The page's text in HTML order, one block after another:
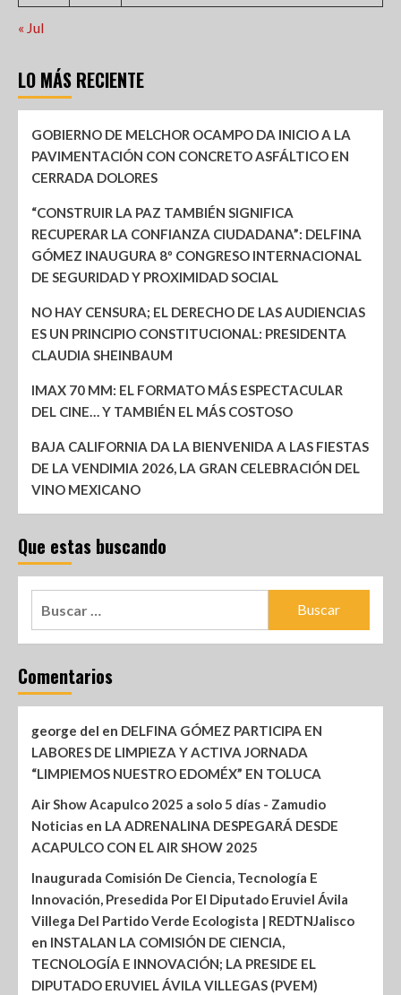
« Jul
LO MÁS RECIENTE
GOBIERNO DE MELCHOR OCAMPO DA INICIO A LA
PAVIMENTACIÓN CON CONCRETO ASFÁLTICO EN
CERRADA DOLORES
“CONSTRUIR LA PAZ TAMBIÉN SIGNIFICA
RECUPERAR LA CONFIANZA CIUDADANA”: DELFINA
GÓMEZ INAUGURA 8º CONGRESO INTERNACIONAL
DE SEGURIDAD Y PROXIMIDAD SOCIAL
NO HAY CENSURA; EL DERECHO DE LAS AUDIENCIAS
ES UN PRINCIPIO CONSTITUCIONAL: PRESIDENTA
CLAUDIA SHEINBAUM
IMAX 70 MM: EL FORMATO MÁS ESPECTACULAR
DEL CINE… Y TAMBIÉN EL MÁS COSTOSO
BAJA CALIFORNIA DA LA BIENVENIDA A LAS FIESTAS
DE LA VENDIMIA 2026, LA GRAN CELEBRACIÓN DEL
VINO MEXICANO
Que estas buscando
Comentarios
george del en DELFINA GÓMEZ PARTICIPA EN
LABORES DE LIMPIEZA Y ACTIVA JORNADA
“LIMPIEMOS NUESTRO EDOMÉX” EN TOLUCA
Air Show Acapulco 2025 a solo 5 días - Zamudio
Noticias en LA ADRENALINA DESPEGARÁ DESDE
ACAPULCO CON EL AIR SHOW 2025
Inaugurada Comisión De Ciencia, Tecnología E
Innovación, Presedida Por El Diputado Eruviel Ávila
Villega Del Partido Verde Ecologista | REDTNJalisco
en INSTALAN LA COMISIÓN DE CIENCIA,
TECNOLOGÍA E INNOVACIÓN; LA PRESIDE EL
DIPUTADO ERUVIEL ÁVILA VILLEGAS (PVEM)